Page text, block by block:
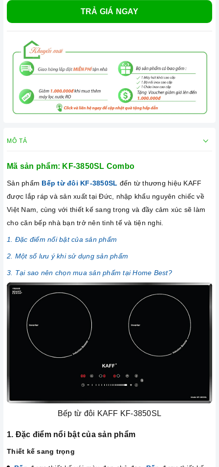
TRẢ GIÁ NGAY
MÔ TẢ
Mã sản phẩm: KF-3850SL Combo
Sản phẩm Bếp từ đôi KF-3850SL đến từ thương hiệu KAFF
được lắp ráp và sản xuất tại Đức, nhập khẩu nguyên chiếc về
Việt Nam, cùng với thiết kế sang trọng và đầy cảm xúc sẽ làm
cho căn bếp nhà bạn trở nên tinh tế và tiện nghi.
1. Đặc điểm nổi bật của sản phẩm
2. Một số lưu ý khi sử dụng sản phẩm
3. Tại sao nên chọn mua sản phẩm tại Home Best?
Bếp từ đôi KAFF KF-3850SL
1. Đặc điểm nổi bật của sản phẩm
Thiết kế sang trọng